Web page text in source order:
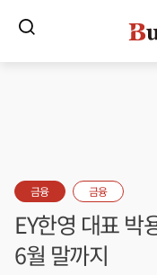
금융 금융
EY한영 대표 박
6월 말까지